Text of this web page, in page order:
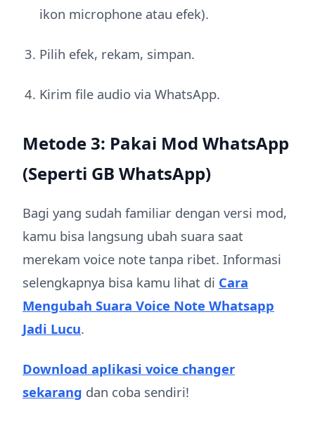
ikon microphone atau efek).
Pilih efek, rekam, simpan.
Kirim file audio via WhatsApp.
Metode 3: Pakai Mod WhatsApp
(Seperti GB WhatsApp)
Bagi yang sudah familiar dengan versi mod,
kamu bisa langsung ubah suara saat
merekam voice note tanpa ribet. Informasi
selengkapnya bisa kamu lihat di Cara
Mengubah Suara Voice Note Whatsapp
Jadi Lucu.
Download aplikasi voice changer
sekarang dan coba sendiri!